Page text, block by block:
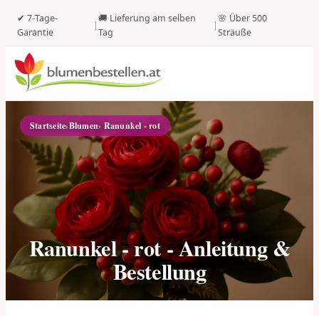
✔ 7-Tage-
Garantie
|
🚚 Lieferung am selben
Tag
|
🌸 Über 500
Sträuße
Startseite›Blumen› Ranunkel - rot
Ranunkel - rot - Anleitung &
Bestellung